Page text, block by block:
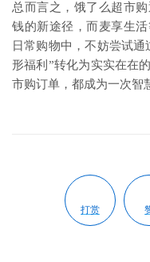
总而言之，饿了么超市
钱的新途径，而麦享生
日常购物中，不妨尝试
形福利”转化为实实在在
市购订单，都成为一次智
打赏